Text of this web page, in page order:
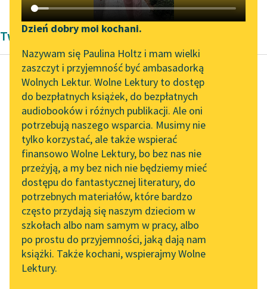
Katalog DAISY
Podkasty o książkach
Zgłoś brak utworu
Aktualności
Byliśmy częścią AI Impact
Lab
Zapraszamy na spotkanie
online z tłumaczkami
literatury skandynawskiej
Spotkanie z Katarzyną
Tunkiel w Oslo
Wolne Lektury na 32.
Pol’and’Rock Festivalu
„Kochanek Lady
Chatterley” do słuchania
na Wolnych Lekturach
Narzędzia
Mapa Wolnych Lektur
Leśmianator
Przewodnik dla piszących i
czytających
API
OAI-PMH
Widget Wolnych Lektur
Przypisy
Dzień dobry moi kochani.
Nazywam się Paulina Holtz i mam wielki
zaszczyt i przyjemność być ambasadorką
Wolnych Lektur. Wolne Lektury to dostęp
do bezpłatnych książek, do bezpłatnych
audiobooków i różnych publikacji. Ale oni
potrzebują naszego wsparcia. Musimy nie
tylko korzystać, ale także wspierać
finansowo Wolne Lektury, bo bez nas nie
przeżyją, a my bez nich nie będziemy mieć
dostępu do fantastycznej literatury, do
potrzebnych materiałów, które bardzo
często przydają się naszym dzieciom w
szkołach albo nam samym w pracy, albo
po prostu do przyjemności, jaką dają nam
książki. Także kochani, wspierajmy Wolne
Lektury.
Twórczość Modernizm Josepha Conrada
Joseph Conrad
Amy Foster
Pewnego dnia
spotkałem go na
ścieżce wijącej się po
wzgórzu Talford.
Powiedział mi, że
„kobiety...
Czytaj więcej